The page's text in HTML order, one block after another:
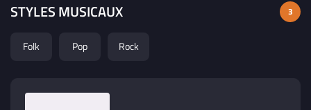
STYLES MUSICAUX 3
Folk Pop Rock